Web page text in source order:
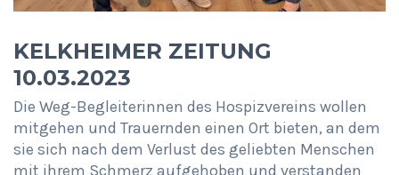
KELKHEIMER ZEITUNG
10.03.2023
Die Weg-Begleiterinnen des Hospizvereins wollen
mitgehen und Trauernden einen Ort bieten, an dem
sie sich nach dem Verlust des geliebten Menschen
mit ihrem Schmerz aufgehoben und verstanden